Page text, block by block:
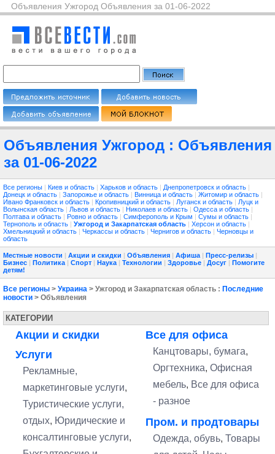
Объявления Ужгород Объявления за 01-06-2022
Объявления Ужгород : Объявления
за 01-06-2022
Все регионы | Киев и область | Харьков и область | Днепропетровск и область |
Донецк и область | Запорожье и область | Винница и область | Житомир и область |
Ивано Франковск и область | Кропивницкий и область | Луганск и область | Луцк и
Волынская область | Львов и область | Николаев и область | Одесса и область |
Полтава и область | Ровно и область | Симферополь и Крым | Сумы и область |
Тернополь и область | Ужгород и Закарпатская область | Херсон и область |
Хмельницкий и область | Черкассы и область | Чернигов и область | Черновцы и
область
Местные новости | Акции и скидки | Объявления | Афиша | Пресс-релизы |
Бизнес | Политика | Спорт | Наука | Технологии | Здоровье | Досуг | Помогите
детям!
Все регионы > Украина > Ужгород и Закарпатская область : Последние
новости > Объявления
КАТЕГОРИИ
Акции и скидки
Услуги
Рекламные,
маркетинговые услуги,
Туристические услуги,
отдых, Юридические и
консалтинговые услуги,
Все для офиса
Канцтовары, бумага,
Оргтехника, Офисная
мебель, Все для офиса
- разное
Пром. и продтовары
Одежда, обувь, Товары